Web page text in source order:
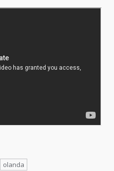
olanda